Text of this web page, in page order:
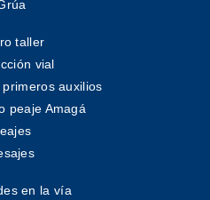
taller
vial
auxilios
peaje Amagá
en la vía